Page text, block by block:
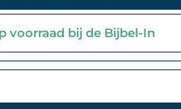
voorraad bij de Bijbel-In